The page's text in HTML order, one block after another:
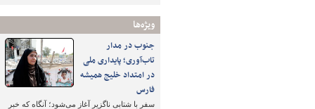
ویژه‌ها
جنوب در مدار
تاب‌آوری؛ پایداری ملی
در امتداد خلیج همیشه
فارس
سفر با شتابی ناگزیر آغاز می‌شود؛ آنگاه که خبر